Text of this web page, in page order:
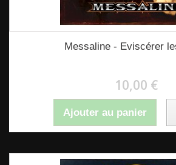
Messaline - Eviscérer
10,00 €
Ajouter au panier